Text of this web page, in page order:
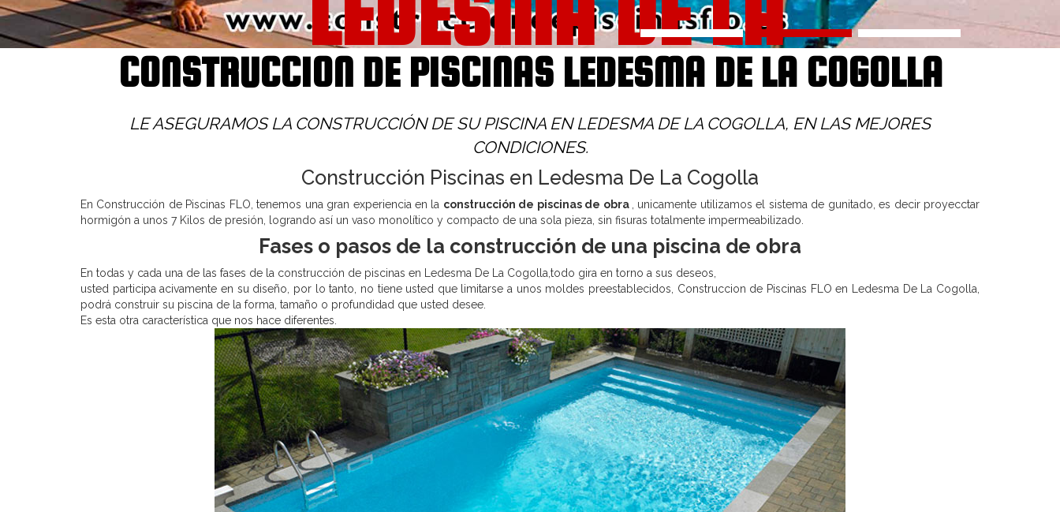
COGOLLA
CONSTRUCCION DE PISCINAS LEDESMA DE LA COGOLLA
LE ASEGURAMOS LA CONSTRUCCIÓN DE SU PISCINA EN LEDESMA DE LA COGOLLA, EN LAS MEJORES
CONDICIONES.
Construcción Piscinas en Ledesma De La Cogolla
En Construcción de Piscinas FLO, tenemos una gran experiencia en la construcción de piscinas de obra
, unicamente utilizamos el sistema de gunitado, es decir proyecctar
hormigón a unos 7 Kilos de presión, logrando así un vaso monolítico y compacto de una sola pieza, sin fisuras totalmente impermeabilizado.
Fases o pasos de la construcción de una piscina de obra
En todas y cada una de las fases de la construcción de piscinas en Ledesma De La Cogolla,todo gira en torno a sus deseos,
usted participa acivamente en su diseño, por lo tanto, no tiene usted que limitarse a unos moldes preestablecidos, Construccion de Piscinas FLO en Ledesma De La Cogolla,
podrá construir su piscina de la forma, tamaño o profundidad que usted desee.
Es esta otra característica que nos hace diferentes.